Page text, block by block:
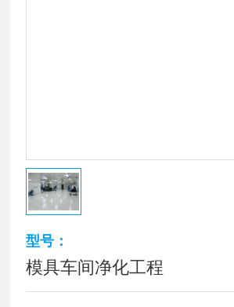
型号：
模具车间净化工程